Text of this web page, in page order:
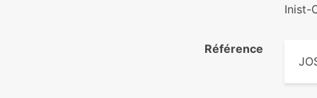
Inist-
Référence